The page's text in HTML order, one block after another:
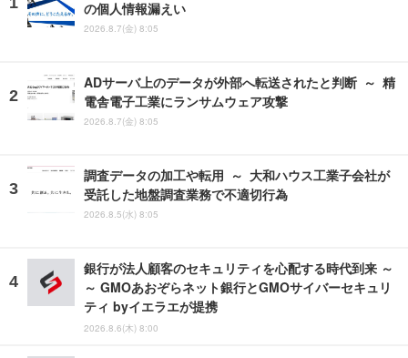
の個人情報漏えい
2026.8.7(金) 8:05
ADサーバ上のデータが外部へ転送されたと判断 ～ 精
電舎電子工業にランサムウェア攻撃
2026.8.7(金) 8:05
調査データの加工や転用 ～ 大和ハウス工業子会社が
受託した地盤調査業務で不適切行為
2026.8.5(水) 8:05
銀行が法人顧客のセキュリティを心配する時代到来 ～
～ GMOあおぞらネット銀行とGMOサイバーセキュリ
ティ byイエラエが提携
2026.8.6(木) 8:00